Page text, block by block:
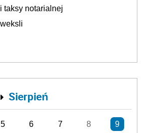
taksy notarialnej
Sierpień
5 6 7 8 9